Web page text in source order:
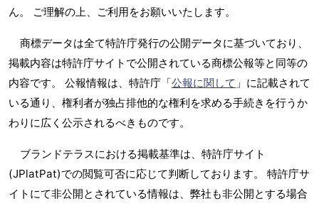
ん。 ご理解の上、ご利用をお願いいたします。
商標データは全て特許庁発行の公開データに基づいており、
掲載内容は特許庁サイトで公開されている商標公報等と同等の
内容です。 公報情報は、特許庁「公報に関して 」に記載されて
いる通り、権利者が独占排他的な権利を求める手続きを行うか
わりに広く公示されるべきものです。
ブランドテラスにおける掲載基準は、特許庁サイト
(JPlatPat)での閲覧可否に応じて判断しております。 特許庁サ
イトにて非公開とされている情報は、弊社も非公開とする場合